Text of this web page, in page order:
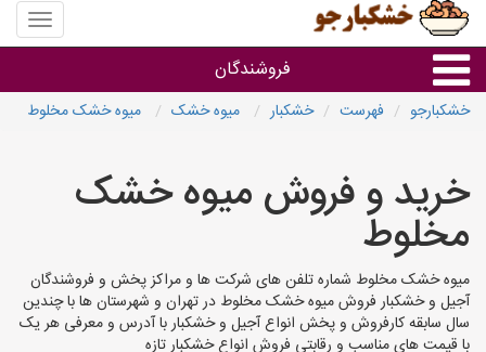
منوی
سایت
فروشندگان
فروشنده های استان ها
خشکبارجو فهرست خشکبار میوه خشک میوه خشک مخلوط
خرید و فروش میوه خشک
مخلوط
میوه خشک مخلوط شماره تلفن های شرکت ها و مراکز پخش و فروشندگان
آجیل و خشکبار فروش میوه خشک مخلوط در تهران و شهرستان ها با چندین
سال سابقه کارفروش و پخش انواع آجیل و خشکبار با آدرس و معرفی هر یک
با قیمت های مناسب و رقابتی فروش انواع خشکبار تازه